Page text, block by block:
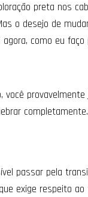
preta nos
o desejo de
como eu faço
você
passar pela
exige respeito